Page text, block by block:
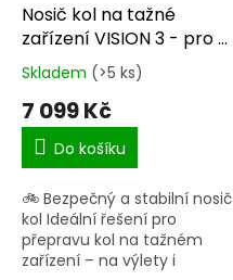
Nosič kol na tažné
zařízení VISION 3 - pro 3
kola CF19591-3EFA
Průměrné
hodnocení
produktu
5,0
5
hvězdiček.
Skladem (>5 ks)
7 099 Kč
Do košíku
🚲 Bezpečný a stabilní nosič
kol Ideální řešení pro
přepravu kol na tažném
zařízení – na výlety i